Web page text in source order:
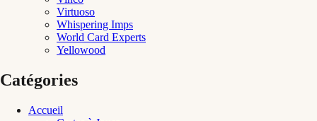
Virtuoso
Whispering Imps
World Card Experts
Yellowood
Catégories
Accueil